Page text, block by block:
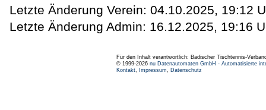
Letzte Änderung Verein: 04.10.2025, 19:12
Letzte Änderung Admin: 16.12.2025, 19:16
Für den Inhalt verantwortlich: Badischer Tischtennis-
© 1999-2026 nu Datenautomaten GmbH - Automatisierte
Kontakt, Impressum, Datenschutz